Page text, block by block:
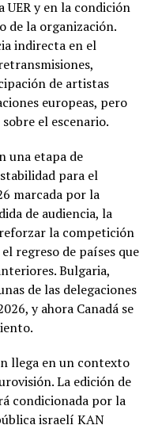
UER y en la condición
de la organización.
indirecta en el
de artistas
europeas, pero
el escenario.
una etapa de
para el
marcada por la
de audiencia, la
la competición
regreso de países que
Bulgaria,
de las delegaciones
y ahora Canadá se
llega en un contexto
La edición de
condicionada por la
israelí KAN